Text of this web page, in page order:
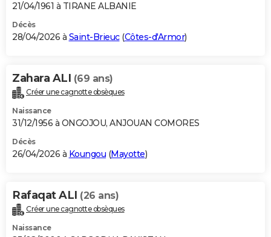
21/04/1961 à TIRANE ALBANIE
Décès
28/04/2026 à Saint-Brieuc(Côtes-d'Armor)
Zahara ALI (69 ans)
Créer une cagnotte obsèques
Naissance
31/12/1956 à ONGOJOU, ANJOUAN COMORES
Décès
26/04/2026 à Koungou (Mayotte)
Rafaqat ALI (26 ans)
Créer une cagnotte obsèques
Naissance